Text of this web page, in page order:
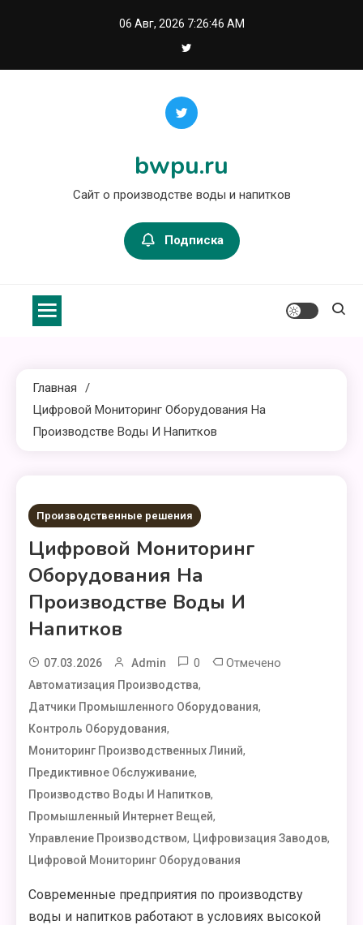
06 Авг, 2026 7:26:47 AM
bwpu.ru
Сайт о производстве воды и напитков
Подписка
Главная
Цифровой Мониторинг Оборудования На
Производстве Воды И Напитков
1 МИНУТА ЧТЕНИЕ
Производственные решения
Цифровой Мониторинг
Оборудования На
Производстве Воды И
Напитков
07.03.2026 Admin 0 Отмечено
Автоматизация Производства,
Датчики Промышленного Оборудования,
Контроль Оборудования,
Мониторинг Производственных Линий,
Предиктивное Обслуживание,
Производство Воды И Напитков,
Промышленный Интернет Вещей,
Управление Производством, Цифровизация Заводов,
Цифровой Мониторинг Оборудования
Современные предприятия по производству
воды и напитков работают в условиях высокой